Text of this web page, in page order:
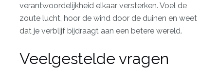
verantwoordelijkheid elkaar versterken. Voel de
zoute lucht, hoor de wind door de duinen en weet
dat je verblijf bijdraagt aan een betere wereld.
Veelgestelde vragen